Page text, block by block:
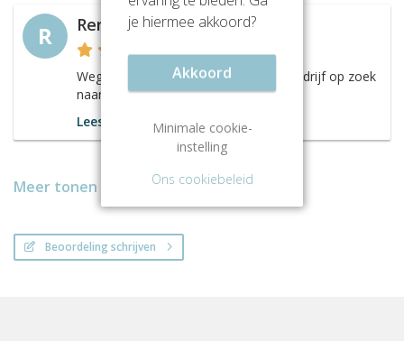
R Rene Bussemaker
Wegens uitbreiding ben ik voor mijn bedrijf op zoek
naar een nieuwe kantoorruimte.
Lees meer
Meer tonen
Beoordeling schrijven
je hiermee akkoord?
Akkoord
Minimale cookie-
instelling
Ons cookiebeleid